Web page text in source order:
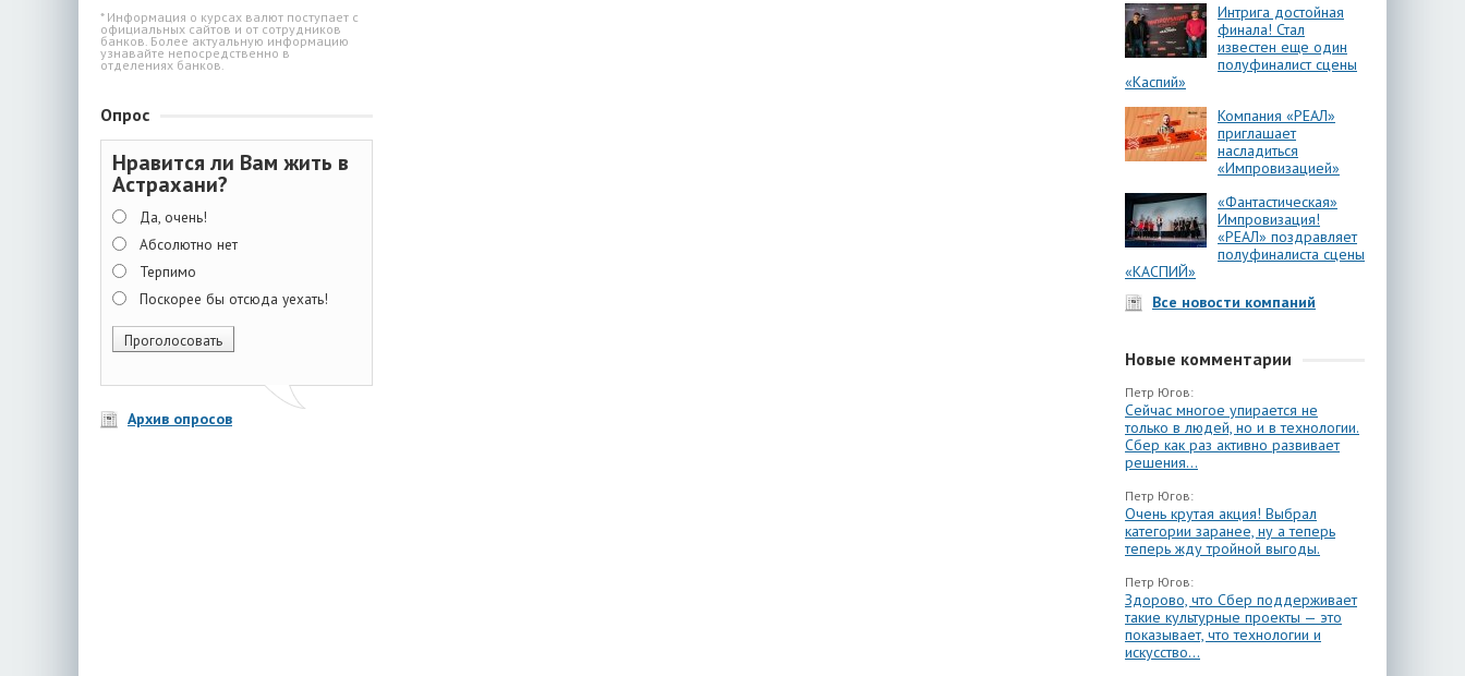
* Информация о курсах валют поступает с
официальных сайтов и от сотрудников
банков. Более актуальную информацию
узнавайте непосредственно в
отделениях банков.
Опрос
Нравится ли Вам жить в
Астрахани?
Да, очень!
Абсолютно нет
Терпимо
Поскорее бы отсюда уехать!
Архив опросов
Интрига достойная
финала! Стал
известен еще один
полуфиналист сцены
«Каспий»
Компания «РЕАЛ»
приглашает
насладиться
«Импровизацией»
«Фантастическая»
Импровизация!
«РЕАЛ» поздравляет
полуфиналиста сцены
«КАСПИЙ»
Все новости компаний
Новые комментарии
Петр Югов:
Сейчас многое упирается не
только в людей, но и в технологии.
Сбер как раз активно развивает
решения...
Петр Югов:
Очень крутая акция! Выбрал
категории заранее, ну а теперь
теперь жду тройной выгоды.
Петр Югов:
Здорово, что Сбер поддерживает
такие культурные проекты — это
показывает, что технологии и
искусство...